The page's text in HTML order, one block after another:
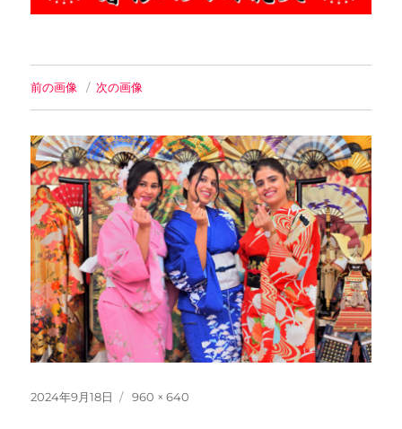
前の画像 次の画像
投
2024年9月18日
フ
960 × 640